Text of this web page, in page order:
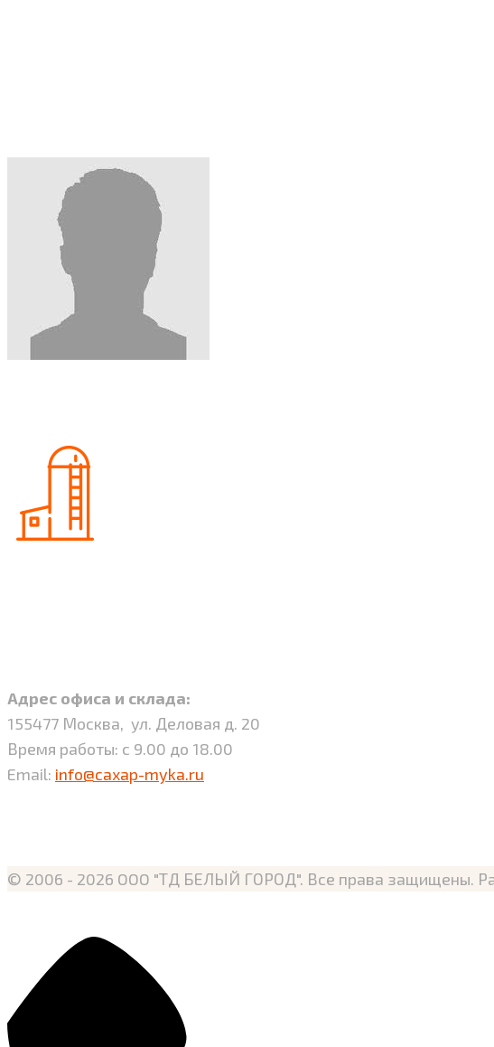
Адрес офиса и склада:
155477 Москва, ул. Деловая д. 20
Время работы: с 9.00 до 18.00
Email: info@caxap-myka.ru
© 2006 - 2026 OOO "ТД БЕЛЫЙ ГОРОД". Все права защищены.